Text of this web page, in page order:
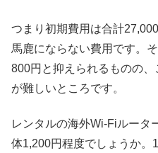
つまり初期費用は合計
馬鹿にならない費用です。
800円と抑えられるものの
が難しいところです。
レンタルの海外Wi-Fiルータ
体1,200円程度でしょうか。